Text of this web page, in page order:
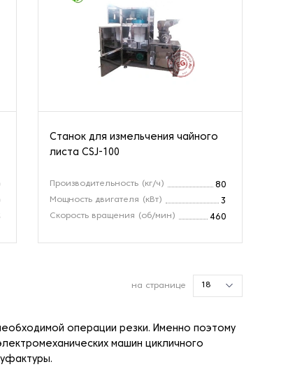
Станок для измельчения чайного
листа CSJ-100
Производительность (кг/ч)
80
Мощность двигателя (кВт)
3
Скорость вращения (об/мин)
460
на странице 18
операции резки. Именно поэтому
машин цикличного